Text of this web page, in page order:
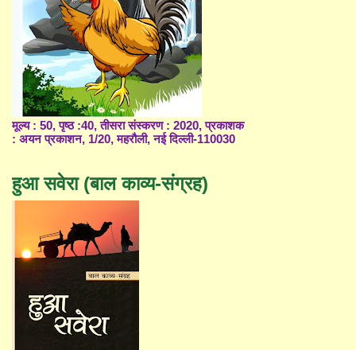
मूल्य : 50, पृष्ठ :40, तीसरा संस्करण : 2020, प्रकाशक
: अयन प्रकाशन, 1/20, महरौली, नई दिल्ली-110030
हुआ सवेरा (बाल काव्य-संग्रह)